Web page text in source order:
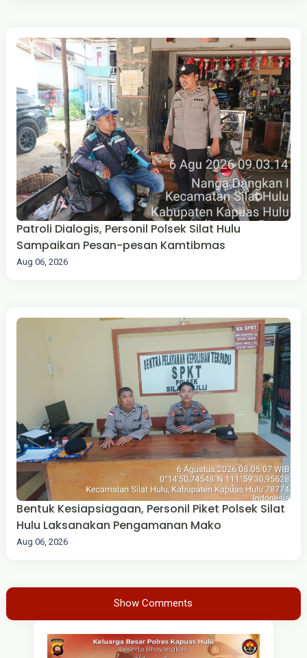
Patroli Dialogis, Personil Polsek Silat Hulu
Sampaikan Pesan-pesan Kamtibmas
Aug 06, 2026
Bentuk Kesiapsiagaan, Personil Piket Polsek Silat
Hulu Laksanakan Pengamanan Mako
Aug 06, 2026
Show Comments